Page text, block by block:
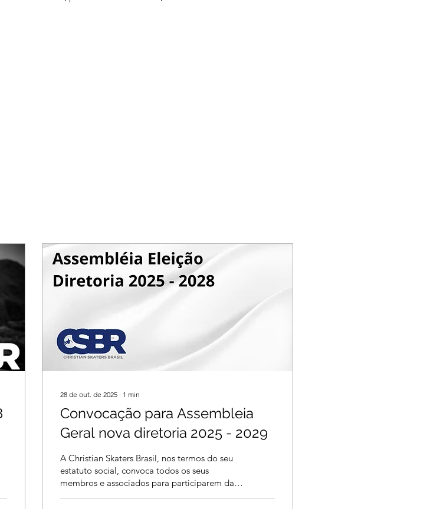
28 de out. de 2025 ∙ 1 min
Convocação para Assembleia
Geral nova diretoria 2025 - 2029
A Christian Skaters Brasil, nos termos do seu
estatuto social, convoca todos os seus
membros e associados para participarem da